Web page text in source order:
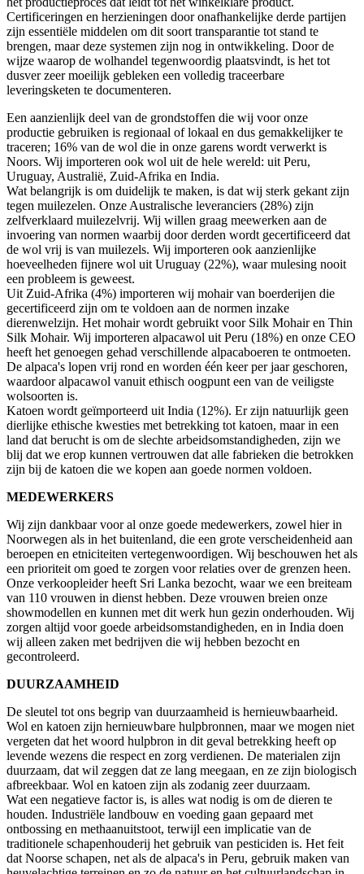
Certificeringen en herzieningen door onafhankelijke derde partijen
zijn essentiële middelen om dit soort transparantie tot stand te
brengen, maar deze systemen zijn nog in ontwikkeling. Door de
wijze waarop de wolhandel tegenwoordig plaatsvindt, is het tot
dusver zeer moeilijk gebleken een volledig traceerbare
leveringsketen te documenteren.
Een aanzienlijk deel van de grondstoffen die wij voor onze
productie gebruiken is regionaal of lokaal en dus gemakkelijker te
traceren; 16% van de wol die in onze garens wordt verwerkt is
Noors. Wij importeren ook wol uit de hele wereld: uit Peru,
Uruguay, Australië, Zuid-Afrika en India.
Wat belangrijk is om duidelijk te maken, is dat wij sterk gekant zijn
tegen muilezelen. Onze Australische leveranciers (28%) zijn
zelfverklaard muilezelvrij. Wij willen graag meewerken aan de
invoering van normen waarbij door derden wordt gecertificeerd dat
de wol vrij is van muilezels. Wij importeren ook aanzienlijke
hoeveelheden fijnere wol uit Uruguay (22%), waar mulesing nooit
een probleem is geweest.
Uit Zuid-Afrika (4%) importeren wij mohair van boerderijen die
gecertificeerd zijn om te voldoen aan de normen inzake
dierenwelzijn. Het mohair wordt gebruikt voor Silk Mohair en Thin
Silk Mohair. Wij importeren alpacawol uit Peru (18%) en onze CEO
heeft het genoegen gehad verschillende alpacaboeren te ontmoeten.
De alpaca's lopen vrij rond en worden één keer per jaar geschoren,
waardoor alpacawol vanuit ethisch oogpunt een van de veiligste
wolsoorten is.
Katoen wordt geïmporteerd uit India (12%). Er zijn natuurlijk geen
dierlijke ethische kwesties met betrekking tot katoen, maar in een
land dat berucht is om de slechte arbeidsomstandigheden, zijn we
blij dat we erop kunnen vertrouwen dat alle fabrieken die betrokken
zijn bij de katoen die we kopen aan goede normen voldoen.
MEDEWERKERS
Wij zijn dankbaar voor al onze goede medewerkers, zowel hier in
Noorwegen als in het buitenland, die een grote verscheidenheid aan
beroepen en etniciteiten vertegenwoordigen. Wij beschouwen het als
een prioriteit om goed te zorgen voor relaties over de grenzen heen.
Onze verkoopleider heeft Sri Lanka bezocht, waar we een breiteam
van 110 vrouwen in dienst hebben. Deze vrouwen breien onze
showmodellen en kunnen met dit werk hun gezin onderhouden. Wij
zorgen altijd voor goede arbeidsomstandigheden, en in India doen
wij alleen zaken met bedrijven die wij hebben bezocht en
gecontroleerd.
DUURZAAMHEID
De sleutel tot ons begrip van duurzaamheid is hernieuwbaarheid.
Wol en katoen zijn hernieuwbare hulpbronnen, maar we mogen niet
vergeten dat het woord hulpbron in dit geval betrekking heeft op
levende wezens die respect en zorg verdienen. De materialen zijn
duurzaam, dat wil zeggen dat ze lang meegaan, en ze zijn biologisch
afbreekbaar. Wol en katoen zijn als zodanig zeer duurzaam.
Wat een negatieve factor is, is alles wat nodig is om de dieren te
houden. Industriële landbouw en voeding gaan gepaard met
ontbossing en methaanuitstoot, terwijl een implicatie van de
traditionele schapenhouderij het gebruik van pesticiden is. Het feit
dat Noorse schapen, net als de alpaca's in Peru, gebruik maken van